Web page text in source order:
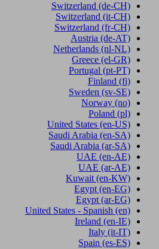
Switzerland (de-CH)
Switzerland (it-CH)
Switzerland (fr-CH)
Austria (de-AT)
Netherlands (nl-NL)
Greece (el-GR)
Portugal (pt-PT)
Finland (fi)
Sweden (sv-SE)
Norway (no)
Poland (pl)
United States (en-US)
Saudi Arabia (en-SA)
Saudi Arabia (ar-SA)
UAE (en-AE)
UAE (ar-AE)
Kuwait (en-KW)
Egypt (en-EG)
Egypt (ar-EG)
United States - Spanish (en)
Ireland (en-IE)
Italy (it-IT)
Spain (es-ES)